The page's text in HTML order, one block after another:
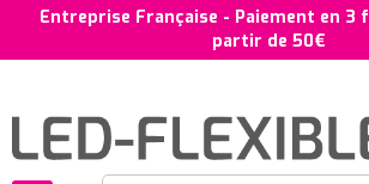
Entreprise Française - Paiement en 3
partir de 50€